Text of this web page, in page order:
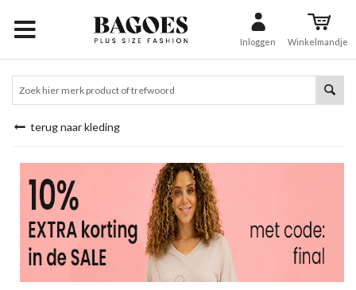
Inloggen Winkelmandje
terug naar kleding